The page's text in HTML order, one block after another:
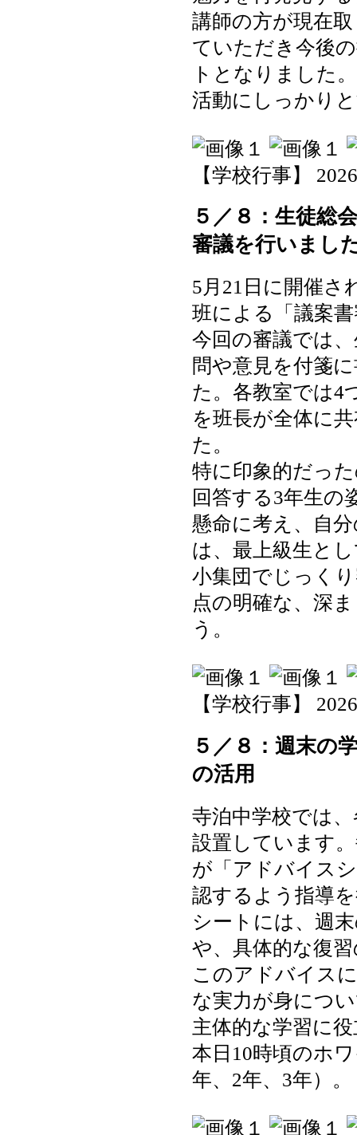
講師の方が現在
ていただき今後
トとなりました
活動にしっかり
【学校行事】
５／８：生徒総
審議を行いまし
5月21日に開催さ
班による「議案
今回の審議では
問や意見を付箋
た。各教室では4
を班長が全体に
た。
特に印象的だっ
回答する3年生の
懸命に考え、自
は、最上級生と
小集団でじっく
点の明確な、深
う。
【学校行事】
５／８：週末の
の活用
寺泊中学校では
設置しています
が「アドバイス
認するよう指導
シートには、週
や、具体的な復
このアドバイス
な実力が身につ
主体的な学習に
本日10時頃のホ
年、2年、3年）。